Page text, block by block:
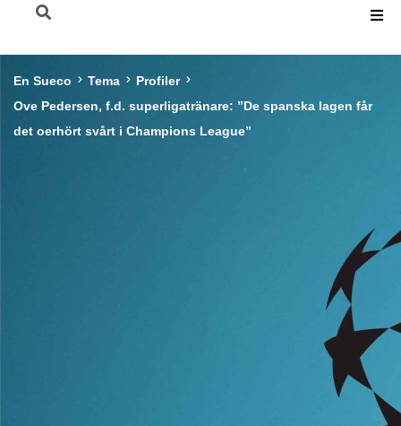
En Sueco Tema
Profiler
Ove Pedersen, f.d. superligatränare: ”De spanska lagen får
det oerhört svårt i Champions League”